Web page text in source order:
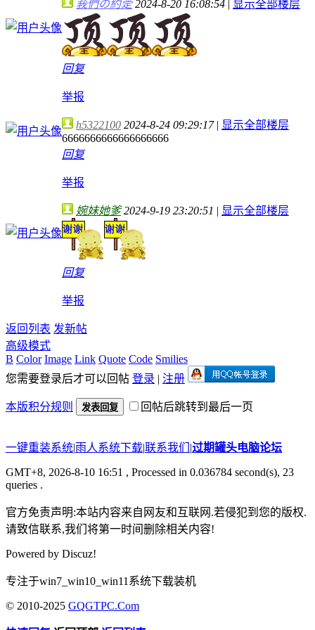
莪們の約萣2024-8-20 16:08:54 显示全部楼层
回复
举报
h5322100 2024-8-24 09:29:17 | 显示全部楼层
6666666666666666666
回复
举报
婉妹她爹2024-9-19 23:20:51 | 显示全部楼层
回复
举报
返回列表 发新帖
高级模式
B Color Image Link Quote Code Smilies
您需要登录后才可以回帖 登录 | 注册
本版积分规则 发表回复 回帖后跳转到最后一页
一键重装系统|雨人系统下载|联系我们 |过期罐头电脑论坛
GMT+8, 2026-8-10 16:51 , Processed in 0.036784 second(s), 23
queries .
官方免责声明:本站内容来自网友和互联网.若侵犯到您的版权.
请致信联系,我们将第一时间删除相关内容!
Powered by Discuz!
专注于win7_win10_win11系统下载装机
© 2010-2025 GQGTPC.Com